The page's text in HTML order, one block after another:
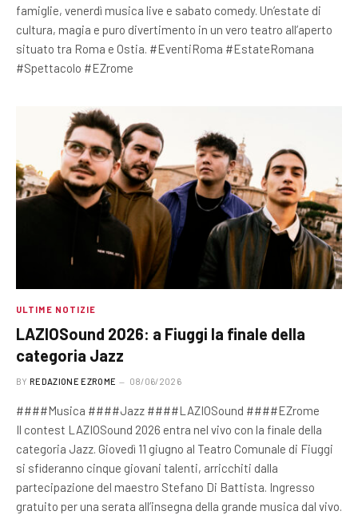
famiglie, venerdì musica live e sabato comedy. Un’estate di
cultura, magia e puro divertimento in un vero teatro all’aperto
situato tra Roma e Ostia. #EventiRoma #EstateRomana
#Spettacolo #EZrome
ULTIME NOTIZIE
LAZIOSound 2026: a Fiuggi la finale della
categoria Jazz
BY REDAZIONE EZROME 08/06/2026
####Musica ####Jazz ####LAZIOSound ####EZrome
Il contest LAZIOSound 2026 entra nel vivo con la finale della
categoria Jazz. Giovedì 11 giugno al Teatro Comunale di Fiuggi
si sfideranno cinque giovani talenti, arricchiti dalla
partecipazione del maestro Stefano Di Battista. Ingresso
gratuito per una serata all’insegna della grande musica dal vivo.